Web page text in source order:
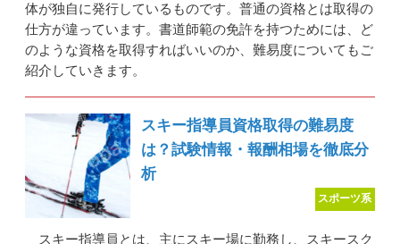
体が独自に発行しているものです。普通の資格とは取得の
仕方が違っています。書道師範の免許を持つためには、ど
のような資格を取得すればいいのか、難易度についてもご
紹介していきます。
スキー指導員資格取得の難易度
は？試験情報・報酬相場を徹底分
析
スポーツ系
スキー指導員とは、主にスキー場に勤務し、スキースク